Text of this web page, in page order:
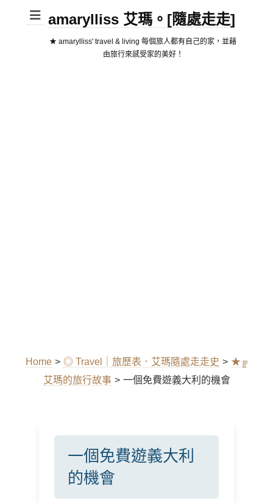
amarylliss 艾瑪。[隨處走走]
★ amarylliss' travel & living 每個旅人都有自己的家，並藉
由旅行來感受家的美好！
Home > ◎ Travel｜旅歷表．艾瑪隨處走走史 > ★╔
艾瑪的旅行故事 > 一個免費遊義大利的機會
一個免費遊義大利
的機會